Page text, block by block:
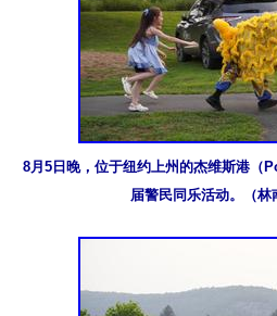
8月5日晚，位于纽约上州的杰维斯港（
届警民同乐活动。（林